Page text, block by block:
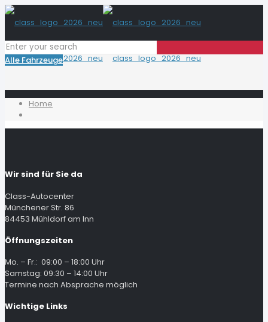
Alle Fahrzeuge
Home
Wir sind für Sie da
Class-Autocenter
Münchener Str. 86
84453 Mühldorf am Inn
Öffnungszeiten
Mo. – Fr.: 09:00 – 18:00 Uhr
Samstag: 09:30 – 14:00 Uhr
Termine nach Absprache möglich
Wichtige Links